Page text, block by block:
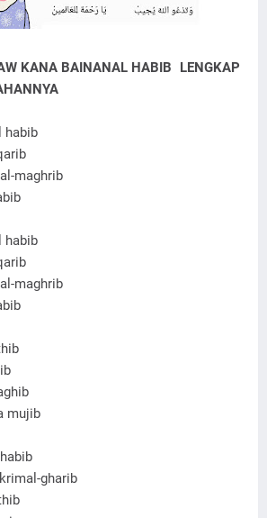
KANA BAINANAL HABIB LENGKAP
habib
maghrib
habib
maghrib
mujib
gharib